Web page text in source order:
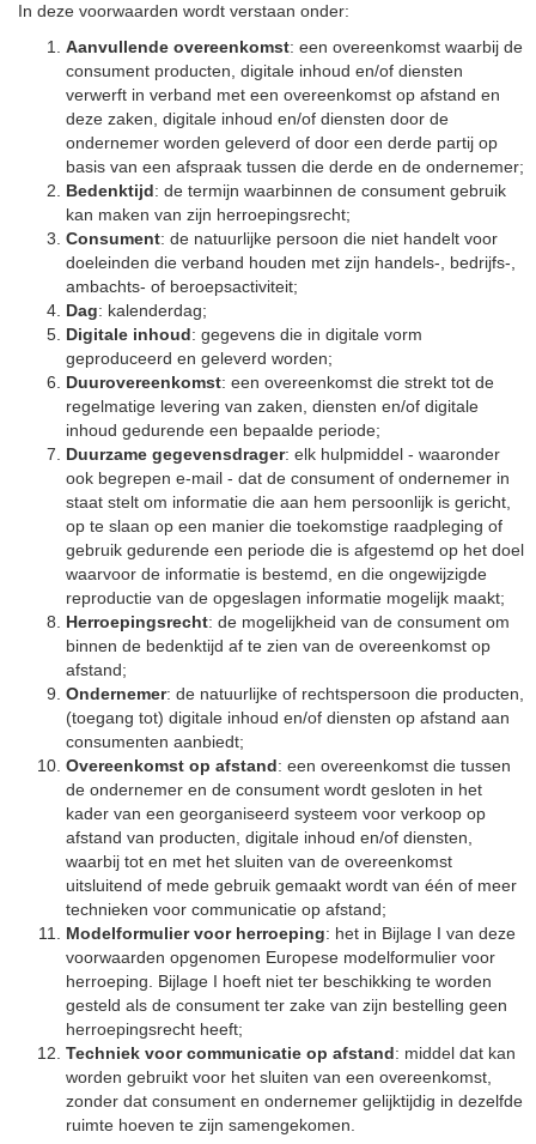
In deze voorwaarden wordt verstaan onder:
Aanvullende overeenkomst: een overeenkomst waarbij de
consument producten, digitale inhoud en/of diensten
verwerft in verband met een overeenkomst op afstand en
deze zaken, digitale inhoud en/of diensten door de
ondernemer worden geleverd of door een derde partij op
basis van een afspraak tussen die derde en de ondernemer;
Bedenktijd: de termijn waarbinnen de consument gebruik
kan maken van zijn herroepingsrecht;
Consument: de natuurlijke persoon die niet handelt voor
doeleinden die verband houden met zijn handels-, bedrijfs-,
ambachts- of beroepsactiviteit;
Dag: kalenderdag;
Digitale inhoud: gegevens die in digitale vorm
geproduceerd en geleverd worden;
Duurovereenkomst: een overeenkomst die strekt tot de
regelmatige levering van zaken, diensten en/of digitale
inhoud gedurende een bepaalde periode;
Duurzame gegevensdrager: elk hulpmiddel - waaronder
ook begrepen e-mail - dat de consument of ondernemer in
staat stelt om informatie die aan hem persoonlijk is gericht,
op te slaan op een manier die toekomstige raadpleging of
gebruik gedurende een periode die is afgestemd op het doel
waarvoor de informatie is bestemd, en die ongewijzigde
reproductie van de opgeslagen informatie mogelijk maakt;
Herroepingsrecht: de mogelijkheid van de consument om
binnen de bedenktijd af te zien van de overeenkomst op
afstand;
Ondernemer: de natuurlijke of rechtspersoon die producten,
(toegang tot) digitale inhoud en/of diensten op afstand aan
consumenten aanbiedt;
Overeenkomst op afstand: een overeenkomst die tussen
de ondernemer en de consument wordt gesloten in het
kader van een georganiseerd systeem voor verkoop op
afstand van producten, digitale inhoud en/of diensten,
waarbij tot en met het sluiten van de overeenkomst
uitsluitend of mede gebruik gemaakt wordt van één of meer
technieken voor communicatie op afstand;
Modelformulier voor herroeping: het in Bijlage I van deze
voorwaarden opgenomen Europese modelformulier voor
herroeping. Bijlage I hoeft niet ter beschikking te worden
gesteld als de consument ter zake van zijn bestelling geen
herroepingsrecht heeft;
Techniek voor communicatie op afstand: middel dat kan
worden gebruikt voor het sluiten van een overeenkomst,
zonder dat consument en ondernemer gelijktijdig in dezelfde
ruimte hoeven te zijn samengekomen.